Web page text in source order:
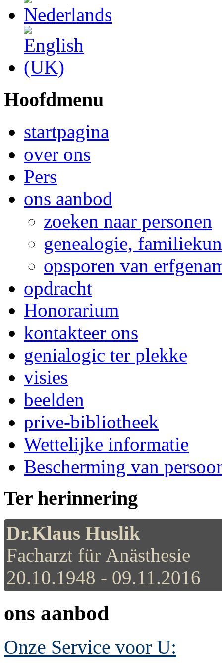
Hoofdmenu
startpagina
over ons
Pers
ons aanbod
zoeken naar personen
genealogie,
opsporen van
opdracht
Honorarium
kontakteer ons
genialogic ter plekke
visies
beelden
prive-bibliotheek
Wettelijke informatie
Bescherming van
Ter herinnering
Dr.Klaus Huslik
Facharzt für Anästhesie
20.10.1948 - 09.11.2016
ons aanbod
Onze Service voor U: